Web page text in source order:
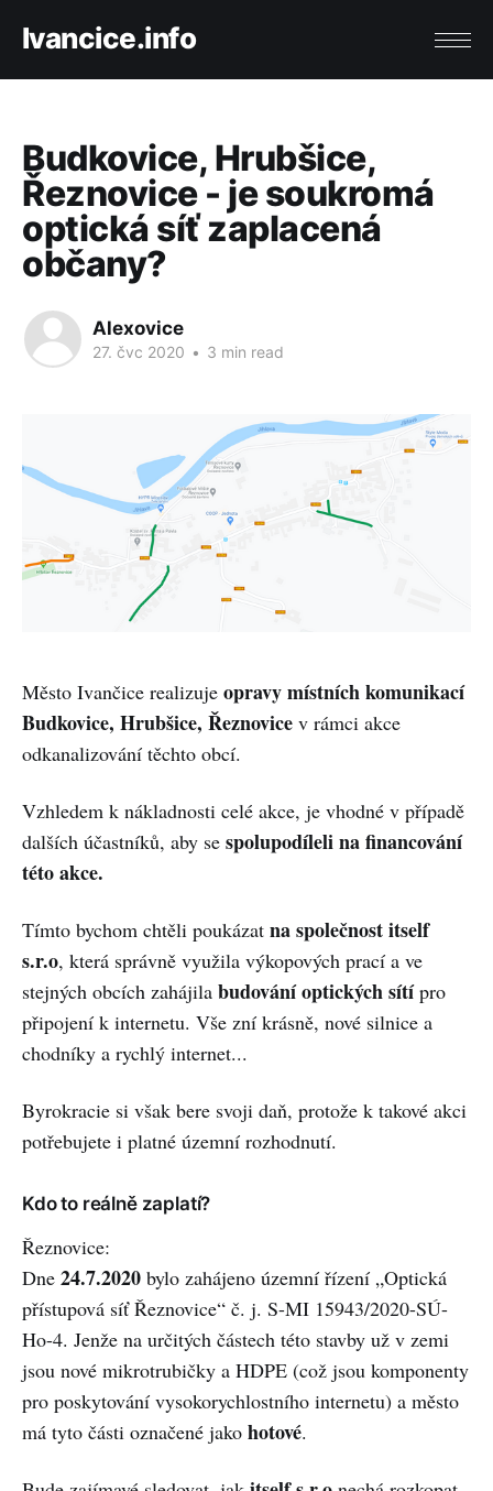
Ivancice.info
Budkovice, Hrubšice,
Řeznovice - je soukromá
optická síť zaplacená
občany?
Alexovice
27. čvc 2020 • 3 min read
Město Ivančice realizuje opravy místních komunikací
Budkovice, Hrubšice, Řeznovice v rámci akce
odkanalizování těchto obcí.
Vzhledem k nákladnosti celé akce, je vhodné v případě
dalších účastníků, aby se spolupodíleli na financování
této akce.
Tímto bychom chtěli poukázat na společnost itself
s.r.o, která správně využila výkopových prací a ve
stejných obcích zahájila budování optických sítípro
připojení k internetu. Vše zní krásně, nové silnice a
chodníky a rychlý internet...
Byrokracie si však bere svoji daň, protože k takové akci
potřebujete i platné územní rozhodnutí.
Kdo to reálně zaplatí?
Řeznovice:
Dne 24.7.2020 bylo zahájeno územní řízení „Optická
přístupová síť Řeznovice“ č. j. S-MI 15943/2020-SÚ-
Ho-4. Jenže na určitých částech této stavby už v zemi
jsou nové mikrotrubičky a HDPE (což jsou komponenty
pro poskytování vysokorychlostního internetu) a město
má tyto části označené jako hotové.